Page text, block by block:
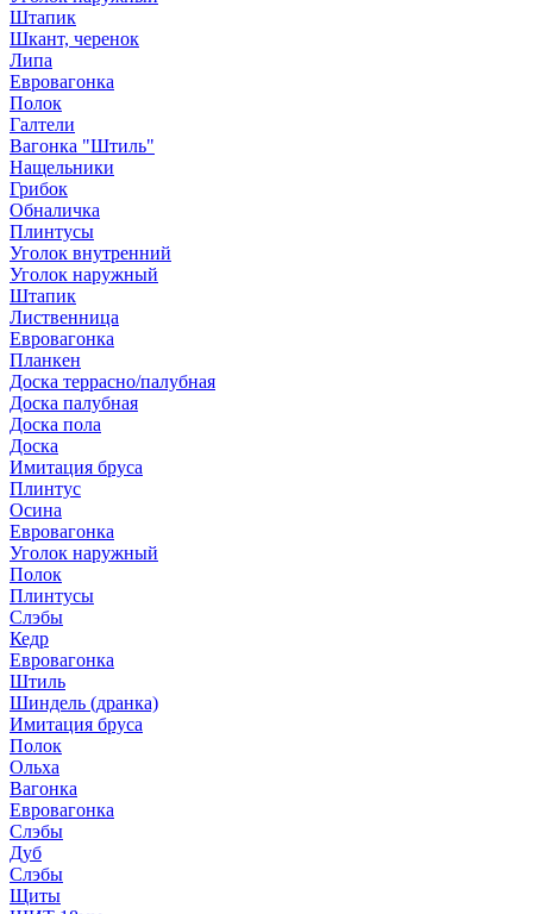
Штапик
Шкант, черенок
Липа
Евровагонка
Полок
Галтели
Вагонка "Штиль"
Нащельники
Грибок
Обналичка
Плинтусы
Уголок внутренний
Уголок наружный
Штапик
Лиственница
Евровагонка
Планкен
Доска террасно/палубная
Доска палубная
Доска пола
Доска
Имитация бруса
Плинтус
Осина
Евровагонка
Уголок наружный
Полок
Плинтусы
Слэбы
Кедр
Евровагонка
Штиль
Шиндель (дранка)
Имитация бруса
Полок
Ольха
Вагонка
Евровагонка
Слэбы
Дуб
Слэбы
Щиты